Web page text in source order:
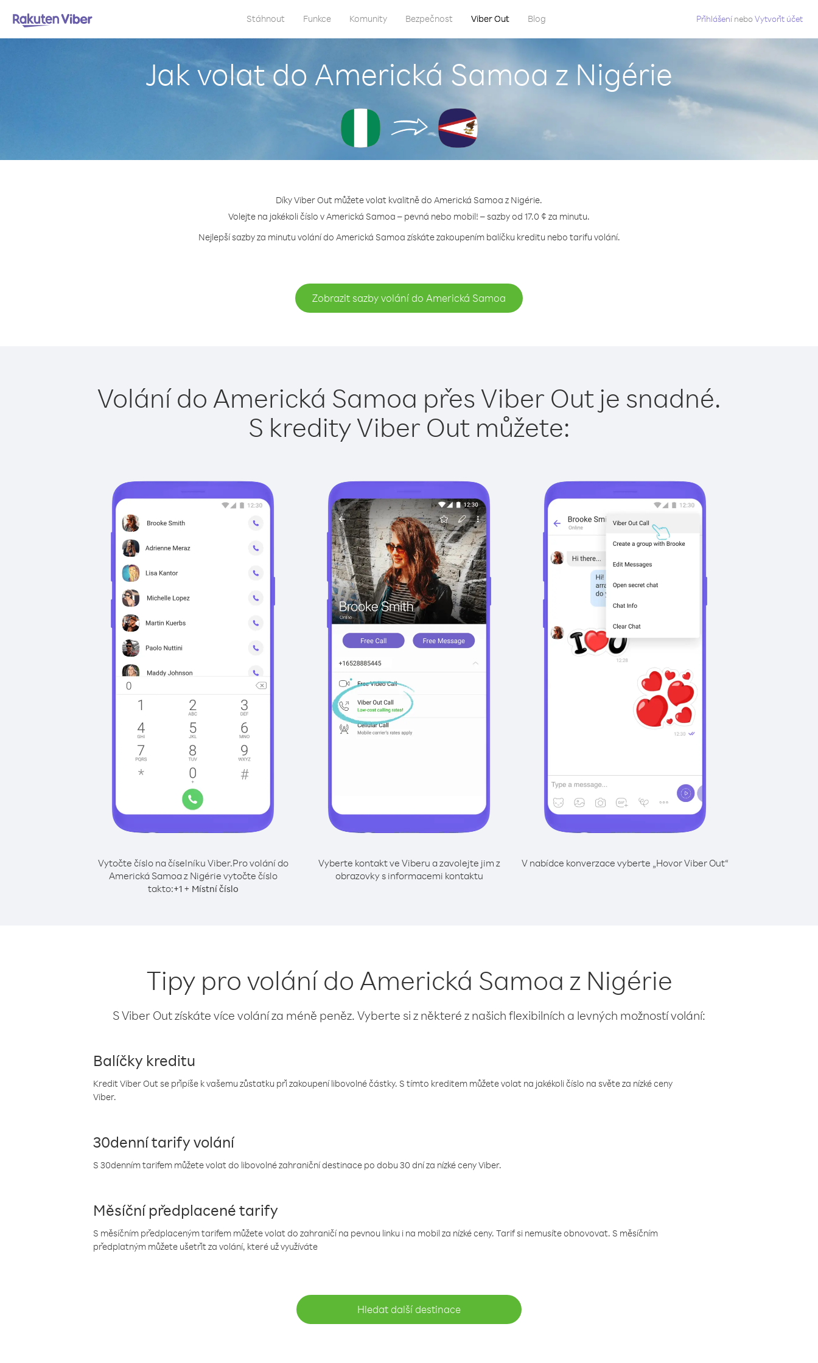
Stáhnout Funkce Komunity Bezpečnost Viber Out Blog Přihlášení neboVytvořit účet
Jak volat do Americká Samoa z Nigérie
Díky Viber Out můžete volat kvalitně do Americká Samoa z Nigérie.
Volejte na jakékoli číslo v Americká Samoa – pevná nebo mobil! – sazby od 17.0 ¢ za minutu.
Nejlepší sazby za minutu volání do Americká Samoa získáte zakoupením balíčku kreditu nebo tarifu volání.
Zobrazit sazby volání do Americká Samoa
Volání do Americká Samoa přes Viber Out je snadné.
S kredity Viber Out můžete:
Vytočte číslo na číselníku Viber.Pro volání do
Americká Samoa z Nigérie vytočte číslo
takto:+1+ Místní číslo
Vyberte kontakt ve Viberu a zavolejte jim z
obrazovky s informacemi kontaktu
V nabídce konverzace vyberte „Hovor Viber Out“
Tipy pro volání do Americká Samoa z Nigérie
S Viber Out získáte více volání za méně peněz. Vyberte si z některé z našich flexibilních a levných možností volání:
Balíčky kreditu
Kredit Viber Out se připíše k vašemu zůstatku při zakoupení libovolné částky. S tímto kreditem můžete volat na jakékoli číslo na světe za nízké ceny
Viber.
30denní tarify volání
S 30denním tarifem můžete volat do libovolné zahraniční destinace po dobu 30 dní za nízké ceny Viber.
Měsíční předplacené tarify
S měsíčním předplaceným tarifem můžete volat do zahraničí na pevnou linku i na mobil za nízké ceny. Tarif si nemusíte obnovovat. S měsíčním
předplatným můžete ušetřit za volání, které už využíváte
Hledat další destinace